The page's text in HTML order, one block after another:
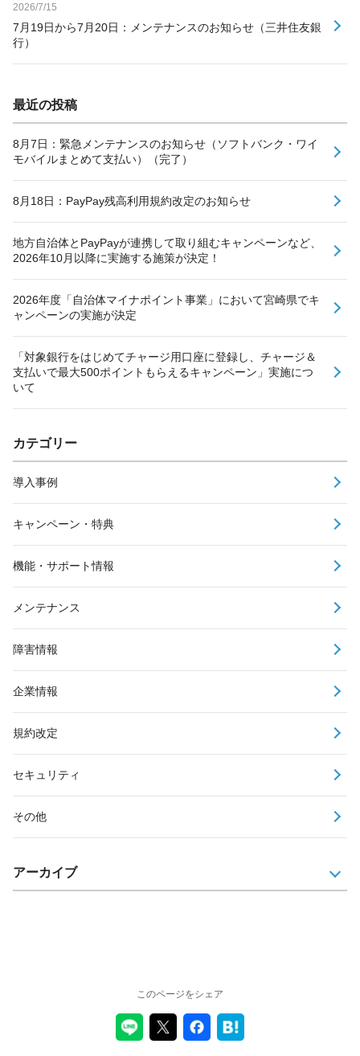
2026/7/15
7月19日から7月20日：メンテナンスのお知らせ（三井住友銀
行）
最近の投稿
8月7日：緊急メンテナンスのお知らせ（ソフトバンク・ワイ
モバイルまとめて支払い）（完了）
8月18日：PayPay残高利用規約改定のお知らせ
地方自治体とPayPayが連携して取り組むキャンペーンなど、
2026年10月以降に実施する施策が決定！
2026年度「自治体マイナポイント事業」において宮崎県でキ
ャンペーンの実施が決定
「対象銀行をはじめてチャージ用口座に登録し、チャージ＆
支払いで最大500ポイントもらえるキャンペーン」実施につ
いて
カテゴリー
導入事例
キャンペーン・特典
機能・サポート情報
メンテナンス
障害情報
企業情報
規約改定
セキュリティ
その他
アーカイブ
このページをシェア